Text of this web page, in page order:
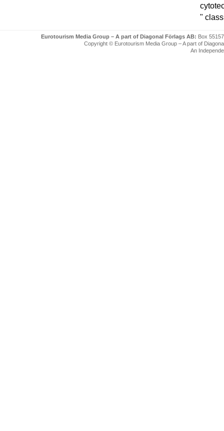
"
Eurotourism Media Group – A part of Diagonal Förlags AB: Box
Copyright © Eurotourism Media Group – A part of
An